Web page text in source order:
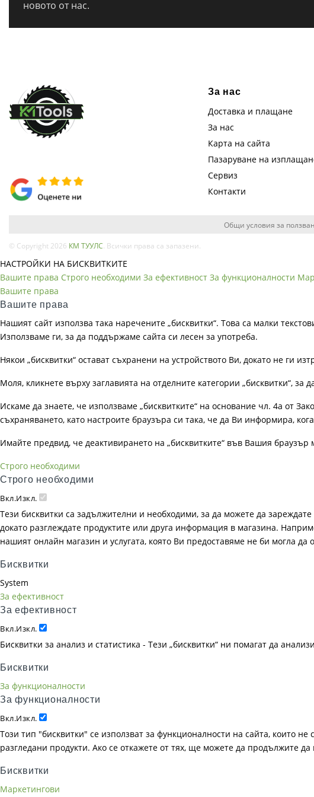
новото от нас.
За нас
Доставка и плащане
За нас
Карта на сайта
Пазаруване на
Сервиз
Контакти
Общи условия за
© Copyright 2026 КМ ТУУЛС . Всички права са запазени.
НАСТРОЙКИ НА БИСКВИТКИТЕ
Вашите права Строго необходими За ефективност За функционалности
Вашите права
Вашите права
Нашият сайт използва така наречените „бисквитки“. Това са малки
Използваме ги, за да поддържаме сайта си лесен за употреба.
Някои „бисквитки“ остават съхранени на устройството Ви, докато не ги
Моля, кликнете върху заглавията на отделните категории „бисквитки“,
Искаме да знаете, че използваме „бисквитките“ на основание чл. 4а от
съхраняването, като настроите браузъра си така, че да Ви информира,
Имайте предвид, че деактивирането на „бисквитките“ във Вашия
Строго необходими
Строго необходими
Вкл.Изкл.
Тези бисквитки са задължителни и необходими, за да можете да
докато разглеждате продуктите или друга информация в магазина.
нашият онлайн магазин и услугата, която Ви предоставяме не би могла
Бисквитки
System
За ефективност
За ефективност
Вкл.Изкл.
Бисквитки за анализ и статистика - Тези „бисквитки“ ни помагат да
Бисквитки
За функционалности
За функционалности
Вкл.Изкл.
Този тип "бисквитки" се използват за функционалности на сайта, които
разгледани продукти. Ако се откажете от тях, ще можете да продължите
Бисквитки
Маркетингови